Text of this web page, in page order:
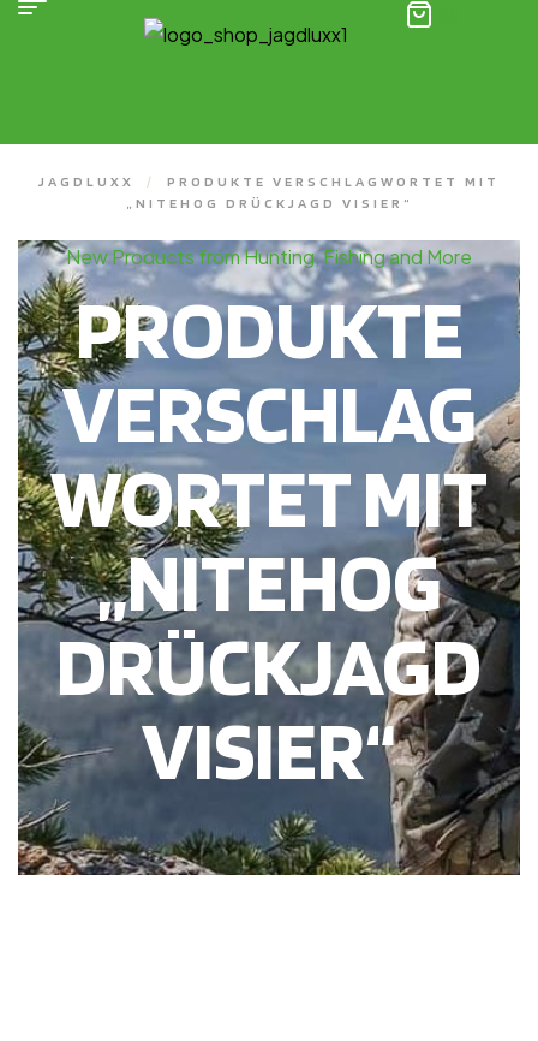
JAGDLUXX /
PRODUKTE VERSCHLAGWORTET MIT
„NITEHOG DRÜCKJAGD VISIER“
New Products from Hunting, Fishing and More
PRODUKTE
VERSCHLAG
WORTET MIT
„NITEHOG
DRÜCKJAGD
VISIER“